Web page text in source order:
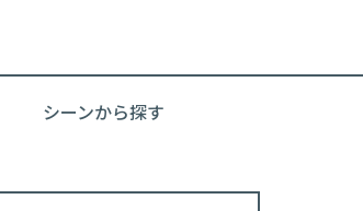
シーンから探す